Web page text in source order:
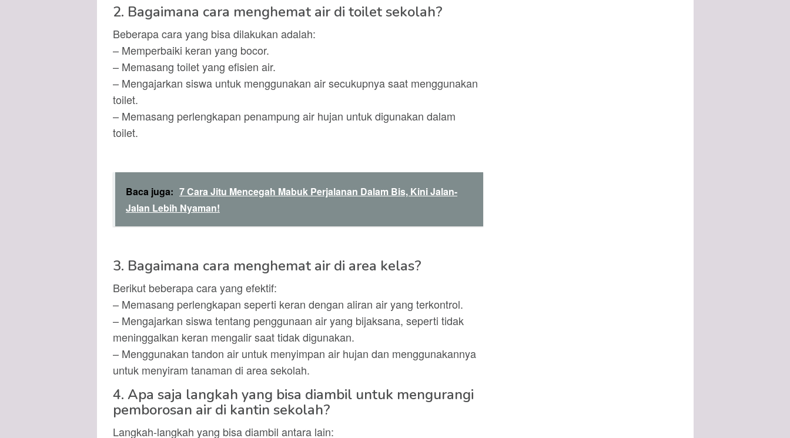
2. Bagaimana cara menghemat air di toilet sekolah?
Beberapa cara yang bisa dilakukan adalah:
– Memperbaiki keran yang bocor.
– Memasang toilet yang efisien air.
– Mengajarkan siswa untuk menggunakan air secukupnya saat menggunakan
toilet.
– Memasang perlengkapan penampung air hujan untuk digunakan dalam
toilet.
Baca juga: 7 Cara Jitu Mencegah Mabuk Perjalanan Dalam Bis, Kini Jalan-
Jalan Lebih Nyaman!
3. Bagaimana cara menghemat air di area kelas?
Berikut beberapa cara yang efektif:
– Memasang perlengkapan seperti keran dengan aliran air yang terkontrol.
– Mengajarkan siswa tentang penggunaan air yang bijaksana, seperti tidak
meninggalkan keran mengalir saat tidak digunakan.
– Menggunakan tandon air untuk menyimpan air hujan dan menggunakannya
untuk menyiram tanaman di area sekolah.
4. Apa saja langkah yang bisa diambil untuk mengurangi
pemborosan air di kantin sekolah?
Langkah-langkah yang bisa diambil antara lain: